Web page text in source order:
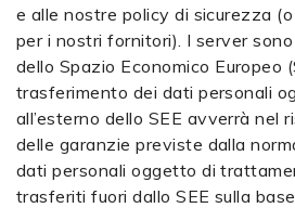
e alle nostre policy di sicurezza
per i nostri fornitori). I server sono
dello Spazio Economico Europeo
trasferimento dei dati personali
all’esterno dello SEE avverrà nel
delle garanzie previste dalla
dati personali oggetto di
trasferiti fuori dallo SEE sulla